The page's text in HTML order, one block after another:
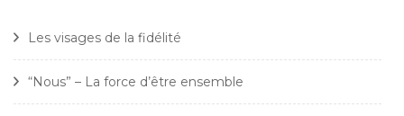
Les visages de la fidélité
“Nous” – La force d’être ensemble